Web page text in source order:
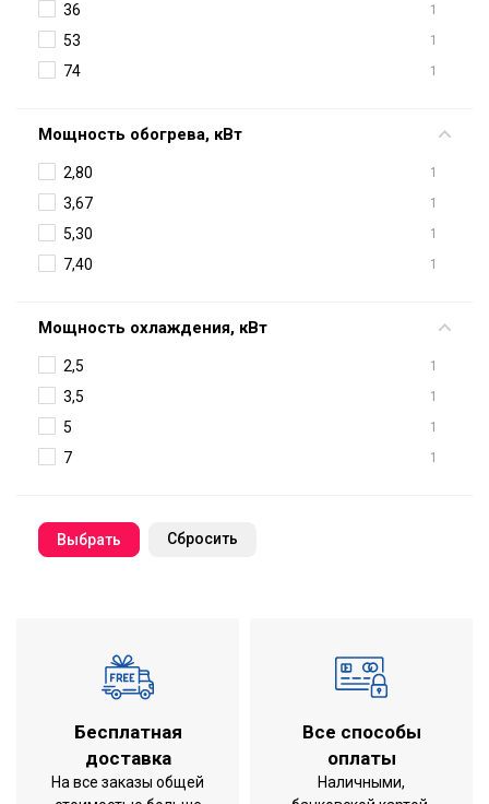
36 1
53 1
74 1
Мощность обогрева, кВт
2,80 1
3,67 1
5,30 1
7,40 1
Мощность охлаждения, кВт
2,5 1
3,5 1
5 1
7 1
Cбросить
Бесплатная
доставка
На все заказы общей
Все способы
оплаты
Наличными,